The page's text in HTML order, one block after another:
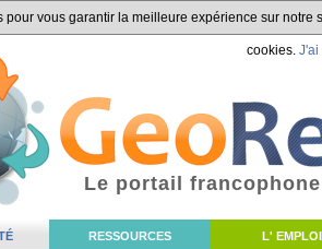
pour vous garantir la meilleure expérience sur
cookies. J'ai
RESSOURCES L' EMPLOI
Le portail